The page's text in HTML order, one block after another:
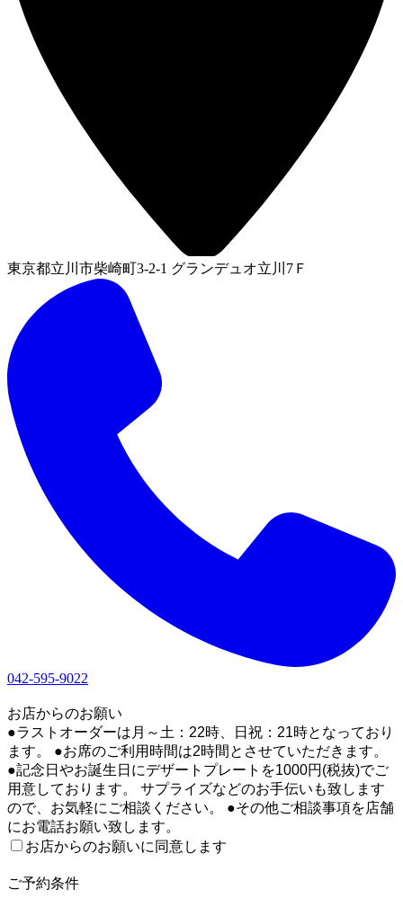
東京都立川市柴崎町3-2-1 グランデュオ立川7Ｆ
042-595-9022
お店からのお願い
●ラストオーダーは月～土：22時、日祝：21時となっており
ます。 ●お席のご利用時間は2時間とさせていただきます。
●記念日やお誕生日にデザートプレートを1000円(税抜)でご
用意しております。 サプライズなどのお手伝いも致します
ので、お気軽にご相談ください。 ●その他ご相談事項を店舗
にお電話お願い致します。
お店からのお願いに同意します
ご予約条件